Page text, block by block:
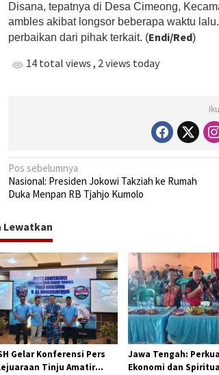
M
a
l
Disana, tepatnya di Desa Cimeong,
ambles akibat longsor beberapa waktu
perbaikan dari pihak terkait. (Endi/Red)
14 total views , 2 views today
N
a
i
g
a
s
i
p
o
s
Pos sebelumnya
Nasional: Presiden Jokowi Takziah ke Rumah
Duka Menpan RB Tjahjo Kumolo
Lewatkan
Gelar Konferensi Pers
Tinju Amatir
Jawa Tengah:
Ekonomi dan